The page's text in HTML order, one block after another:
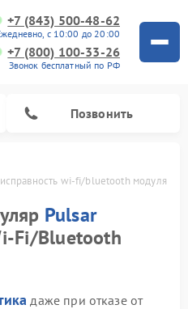
+7 (843) 500-48-62
с 10:00 до 20:00
+7 (800) 100-33-26
Звонок бесплатный по РФ
Позвонить
wi-fi/bluetooth модуля
Pulsar
Fi/Bluetooth
даже при отказе от